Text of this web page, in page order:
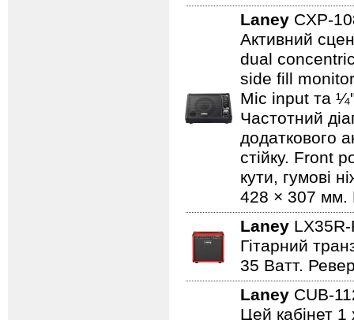
Laney CXP-
Активний
dual
side fill
Mic input та
Частотний
додаткового
стійку. Front
кути, гумові
428 × 307 мм.
Laney
Гітарний
35 Ватт.
Laney CUB-
Цей кабінет 1